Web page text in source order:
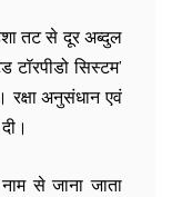
तट से दूर अब्दुल
सिस्टम’
रक्षा अनुसंधान एवं
से जाना जाता